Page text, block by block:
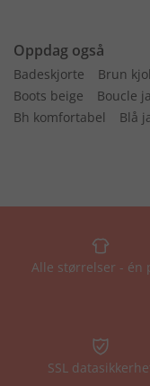
Oppdag også
Badeskjorte Brun
Boots beige
Boucle
Bh komfortabel
Blå
Alle størrelser - én
SSL